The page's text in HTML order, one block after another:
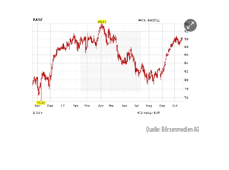
Quelle: Börsenmedien AG